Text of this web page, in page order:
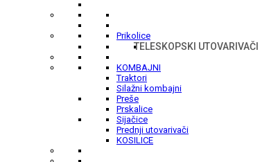
Prikolice
TELESKOPSKI UTOVARIVAČI
KOMBAJNI
Traktori
Silažni kombajni
Preše
Prskalice
Sijačice
Prednji utovarivači
KOSILICE